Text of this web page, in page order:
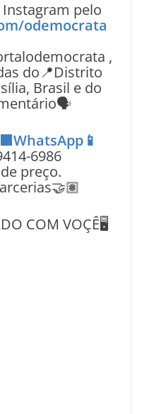
Instagram pelo
odemocrata
,
do📍Distrito
Brasil e do
🟩WhatsApp📱
6986
preço.
COM VOÇÊ🖥️